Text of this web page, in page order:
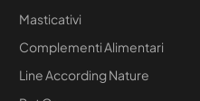
Masticativi
Complementi Alimentari
Line According Nature